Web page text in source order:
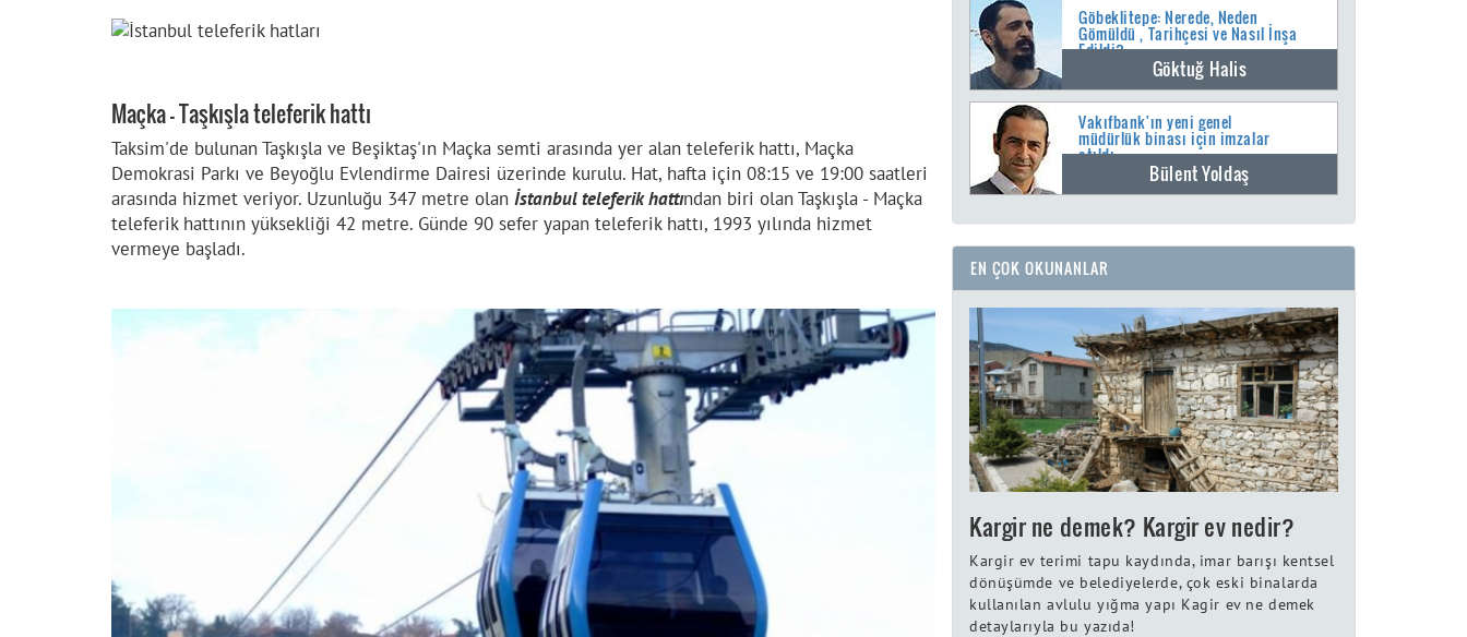
Maçka - Taşkışla teleferik hattı
Taksim'de bulunan Taşkışla ve Beşiktaş'ın Maçka semti arasında yer alan teleferik hattı, Maçka
Demokrasi Parkı ve Beyoğlu Evlendirme Dairesi üzerinde kurulu. Hat, hafta için 08:15 ve 19:00 saatleri
arasında hizmet veriyor. Uzunluğu 347 metre olan İstanbul teleferik hattından biri olan Taşkışla - Maçka
teleferik hattının yüksekliği 42 metre. Günde 90 sefer yapan teleferik hattı, 1993 yılında hizmet
vermeye başladı.
Göbeklitepe: Nerede, Neden
Gömüldü , Tarihçesi ve Nasıl İnşa
Edildi?
Göktuğ Halis
Vakıfbank'ın yeni genel
müdürlük binası için imzalar
atıldı
Bülent Yoldaş
EN ÇOK OKUNANLAR
Kargir ne demek? Kargir ev nedir?
Kargir ev terimi tapu kaydında, imar barışı kentsel
dönüşümde ve belediyelerde, çok eski binalarda
kullanılan avlulu yığma yapı Kagir ev ne demek
detaylarıyla bu yazıda!